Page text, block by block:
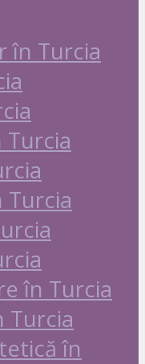
în Turcia
în Turcia
Turcia
în